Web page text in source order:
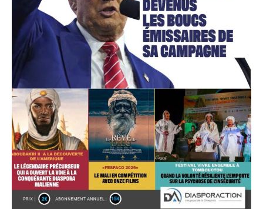
Accès gratuit
Gratuit /accès limité
Quelques articles
Annonces
Tous les articles
Le magazine
CHOISIR LE FORFAIT